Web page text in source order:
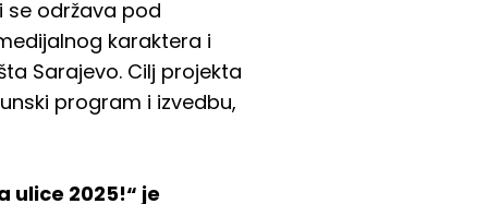
se održava pod
karaktera i
Sarajevo. Cilj projekta
program i izvedbu,
ulice 2025!“ je